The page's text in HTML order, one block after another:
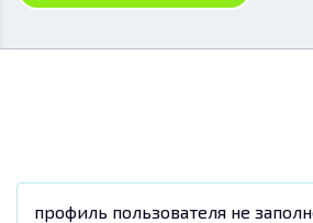
профиль пользователя не